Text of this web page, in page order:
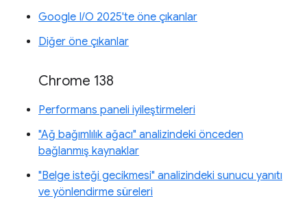
Google I/O 2025'te öne çıkanlar
Diğer öne çıkanlar
Chrome 138
Performans paneli iyileştirmeleri
"Ağ bağımlılık ağacı" analizindeki önceden
bağlanmış kaynaklar
"Belge isteği gecikmesi" analizindeki sunucu yanıtı
ve yönlendirme süreleri